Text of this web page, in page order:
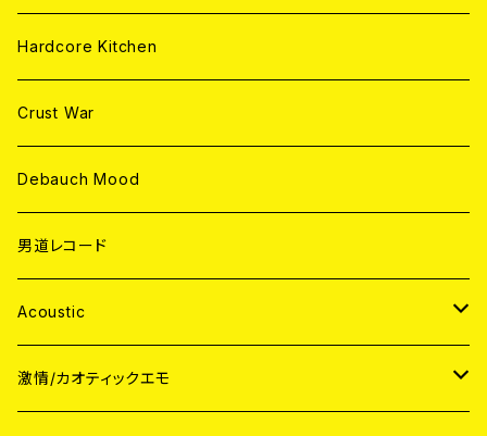
Hardcore Kitchen
Crust War
Debauch Mood
男道レコード
Acoustic
JAPAN
激情/カオティックエモ